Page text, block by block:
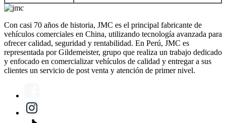
Con casi 70 años de historia, JMC es el principal fabricante de
vehículos comerciales en China, utilizando tecnología avanzada para
ofrecer calidad, seguridad y rentabilidad. En Perú, JMC es
representada por Gildemeister, grupo que realiza un trabajo dedicado
y enfocado en comercializar vehículos de calidad y entregar a sus
clientes un servicio de post venta y atención de primer nivel.